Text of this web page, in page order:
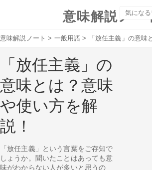
意味解説ノー
意味解説ノート > 一般用語 > 「放任主義」の意
「放任主義」の
意味とは？意味
や使い方を解
説！
「放任主義」という言葉をご存知で
しょうか。聞いたことはあっても意
味がわからない人が多いと思うの